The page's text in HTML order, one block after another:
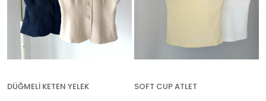
DÜĞMELİ KETEN YELEK SOFT CUP ATLET